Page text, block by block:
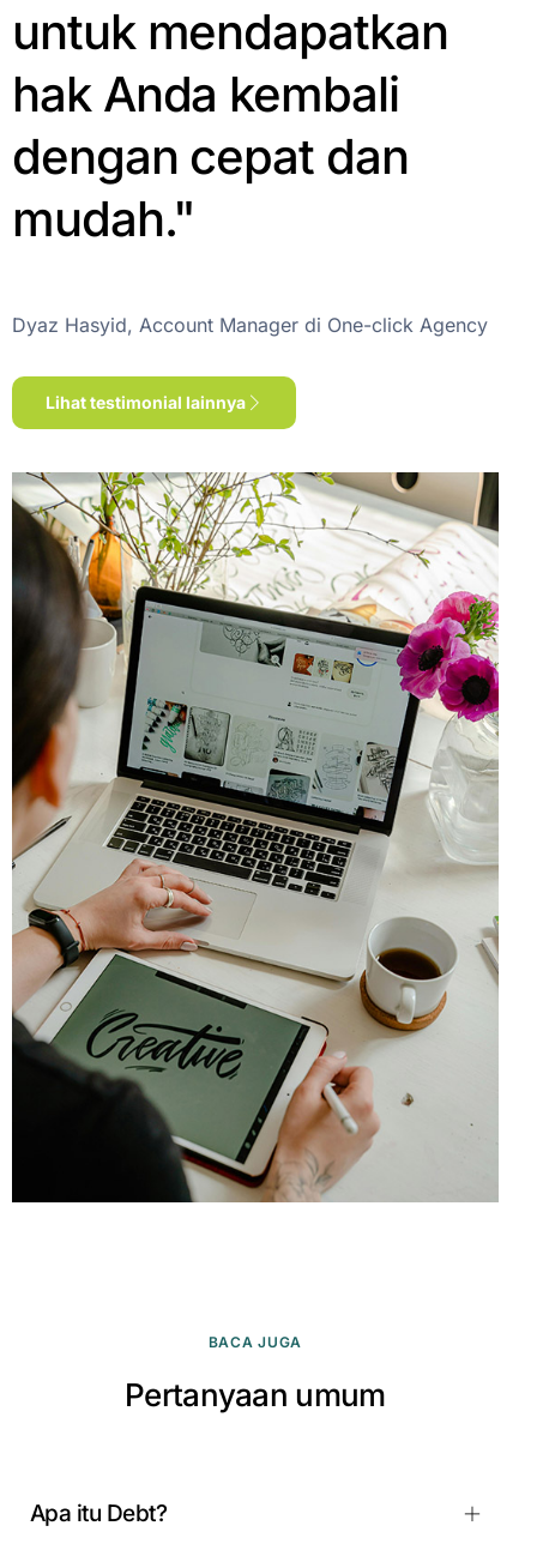
untuk mendapatkan
hak Anda kembali
dengan cepat dan
mudah."
Dyaz Hasyid, Account Manager di One-click Agency
Lihat testimonial lainnya
BACA JUGA
Pertanyaan umum
Apa itu Debt?